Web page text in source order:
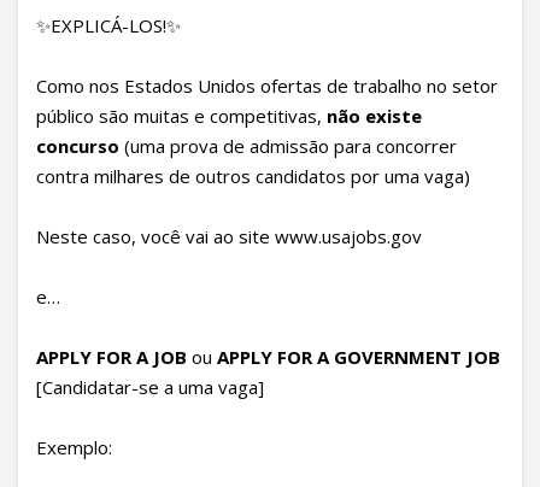
✨EXPLICÁ-LOS!✨
Como nos Estados Unidos ofertas de trabalho no setor
público são muitas e competitivas, não existe
concurso (uma prova de admissão para concorrer
contra milhares de outros candidatos por uma vaga)
Neste caso, você vai ao site www.usajobs.gov
e…
APPLY FOR A JOB ou APPLY FOR A GOVERNMENT JOB
[Candidatar-se a uma vaga]
Exemplo: